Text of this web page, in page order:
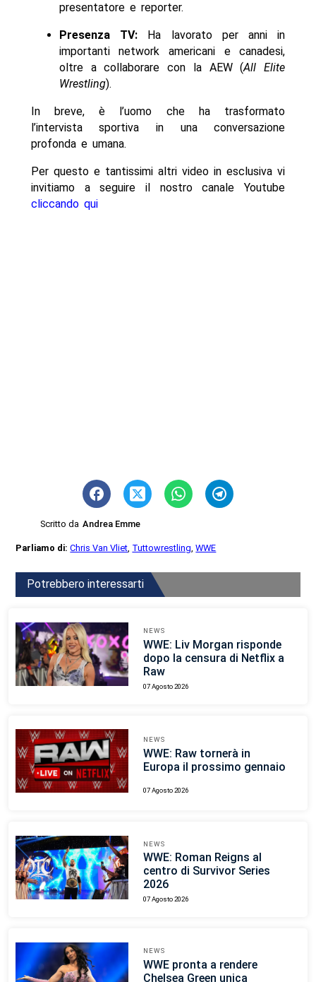
presentatore e reporter.
Presenza TV: Ha lavorato per anni in
importanti network americani e canadesi,
oltre a collaborare con la AEW (All Elite
Wrestling).
In breve, è l’uomo che ha trasformato
l’intervista sportiva in una conversazione
profonda e umana.
Per questo e tantissimi altri video in esclusiva vi
invitiamo a seguire il nostro canale Youtube
cliccando qui
Scritto da Andrea Emme
Parliamo di:Chris Van Vliet, Tuttowrestling,WWE
Potrebbero interessarti
NEWS
WWE: Liv Morgan risponde
dopo la censura di Netflix a
Raw
07 Agosto 2026
NEWS
WWE: Raw tornerà in
Europa il prossimo gennaio
07 Agosto 2026
NEWS
WWE: Roman Reigns al
centro di Survivor Series
2026
07 Agosto 2026
NEWS
WWE pronta a rendere
Chelsea Green unica